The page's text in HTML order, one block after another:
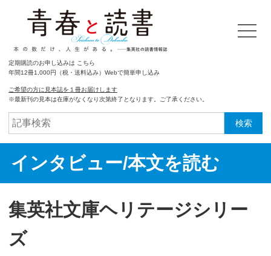
定期購読のお申し込みは こちら
年間12冊1,000円（税・送料込み）Webで簡単申し込み
ご希望の方に見本誌を１冊お届けします
※最新刊の見本は在庫がなくなり次第終了となります。ご了承ください。
検索
インタビュー/本文を読む
集英社文庫ヘリテージシリー
ズ